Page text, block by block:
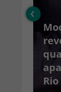
‹